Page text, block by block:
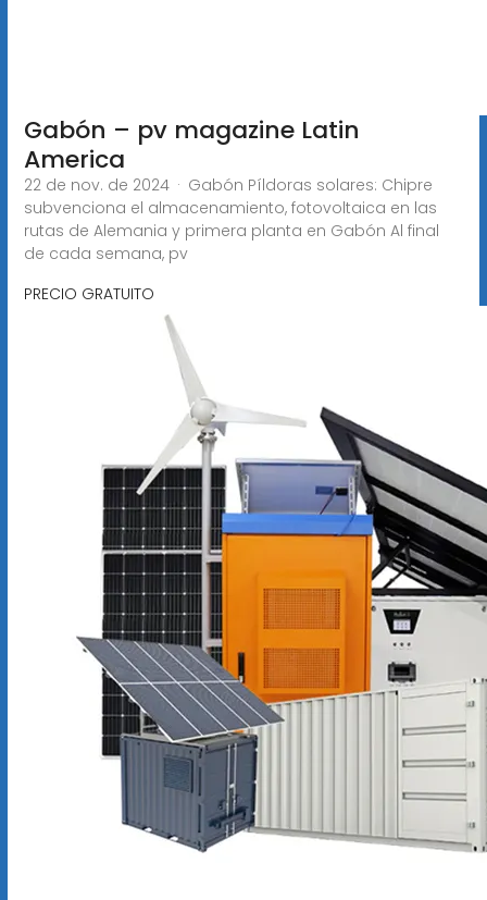
Gabón – pv magazine Latin
America
22 de nov. de 2024 · Gabón Píldoras solares: Chipre
subvenciona el almacenamiento, fotovoltaica en las
rutas de Alemania y primera planta en Gabón Al final
de cada semana, pv
PRECIO GRATUITO